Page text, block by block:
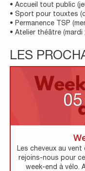
• Accueil tout public
• Sport pour touxtes
• Permanence TSP
• Atelier théâtre (mardi
LES
05
Les cheveux au
rejoins-nous pour
week-end à vélo.